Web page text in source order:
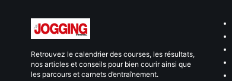
Retrouvez le calendrier des courses, les résultats,
nos articles et conseils pour bien courir ainsi que
les parcours et carnets d’entraînement.